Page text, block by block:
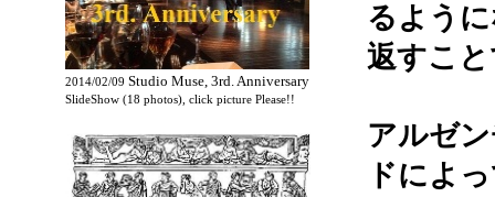
るよう
返すこ
アルゼ
ドによ
2014/02/09 Studio Muse, 3rd. Anniversary
SlideShow (18 photos), click picture Please!!